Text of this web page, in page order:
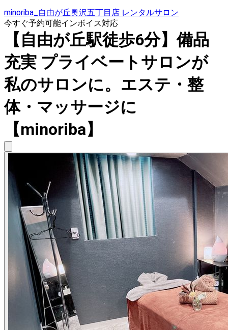
minoriba_自由が丘奥沢五丁目店 レンタルサロン
今すぐ予約可能インボイス対応
【自由が丘駅徒歩6分】備品
充実 プライベートサロンが
私のサロンに。エステ・整
体・マッサージに
【minoriba】